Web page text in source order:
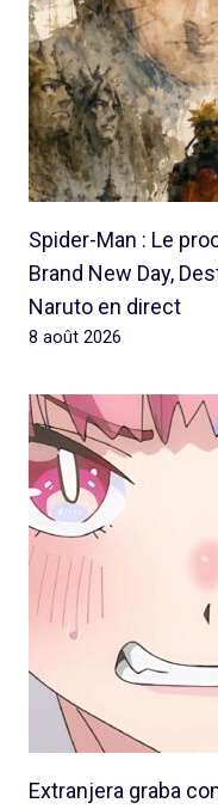
Spider-Man : Le
Brand New Day,
Naruto en direct
8 août 2026
Extranjera graba